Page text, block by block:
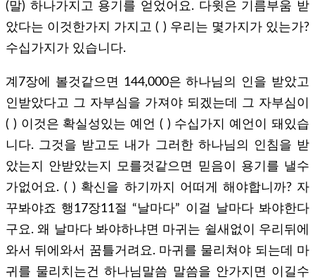
(말) 하나가지고 용기를 얻었어요. 다윗은 기름부움 받
았다는 이것한가지 가지고 ( ) 우리는 몇가지가 있는가?
수십가지가 있습니다.
계7장에 볼것같으면 144,000은 하나님의 인을 받았고
인받았다고 그 자부심을 가져야 되겠는데 그 자부심이
( ) 이것은 확실성있는 예언 ( ) 수십가지 예언이 돼있습
니다. 그것을 받고도 내가 그러한 하나님의 인침을 받
았는지 안받았는지 모를것같으면 믿음이 용기를 낼수
가없어요. ( ) 확신을 하기까지 어떠게 해야합니까? 자
꾸봐야죠 행17장11절 “날마다” 이걸 날마다 봐야한다
구요. 왜 날마다 봐야하냐면 마귀는 쉴새없이 우리뒤에
와서 뒤에와서 꿈틀거려요. 마귀를 물리쳐야 되는데 마
귀를 물리치는건 하나님말씀 말씀을 안가지면 이길수